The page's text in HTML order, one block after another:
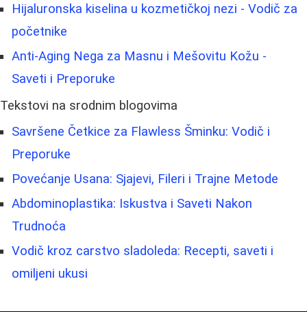
Hijaluronska kiselina u kozmetičkoj nezi - Vodič za
početnike
Anti-Aging Nega za Masnu i Mešovitu Kožu -
Saveti i Preporuke
Tekstovi na srodnim blogovima
Savršene Četkice za Flawless Šminku: Vodič i
Preporuke
Povećanje Usana: Sjajevi, Fileri i Trajne Metode
Abdominoplastika: Iskustva i Saveti Nakon
Trudnoća
Vodič kroz carstvo sladoleda: Recepti, saveti i
omiljeni ukusi